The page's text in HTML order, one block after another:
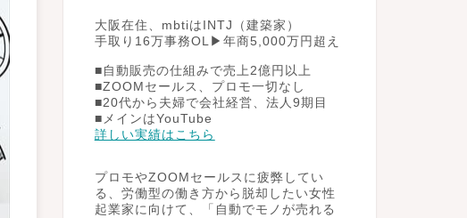
大阪在住、mbtiはINTJ（建築家）
手取り16万事務OL▶︎年商5,000万円超え
■自動販売の仕組みで売上2億円以上
■ZOOMセールス、プロモ一切なし
■20代から夫婦で会社経営、法人9期目
■メインはYouTube
詳しい実績はこちら
プロモやZOOMセールスに疲弊してい
る、労働型の働き方から脱却したい女性
起業家に向けて、「自動でモノが売れる